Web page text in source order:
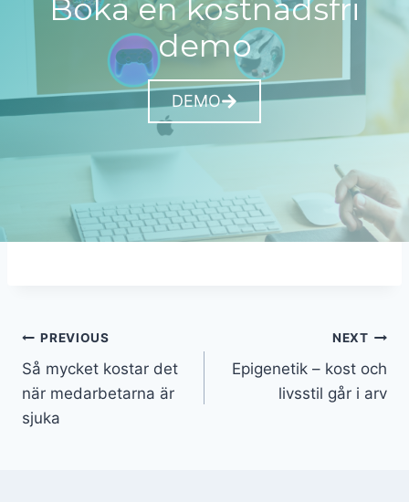
Boka en kostnadsfri
demo
DEMO
Inläggsnavigering
PREVIOUS
Så mycket kostar det
när medarbetarna är
sjuka
NEXT
Epigenetik – kost och
livsstil går i arv